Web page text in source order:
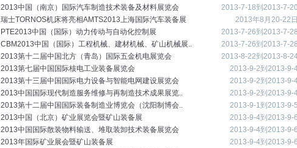
2013中国（南京）国际汽车制造技术装备及材料展览会
2013-7-18到2013-7-20
瑞士TORNOS机床将亮相AMTS2013上海国际汽车装备展
2013年8月20-22日
PTE2013中国（国际）动力传动与自动化控制展
2013-7-26到2013-7-28
CBM2013中国（国际）工程机械、建材机械、矿山机械展..
2013-7-26到2013-7-28
2013第十二届中国北方（青岛）国际五金机电展览会
2013-8-22到2013-8-
2013第七届中国国际核电工业装备展览会
2013-9-2到2013-9-
2013第十三届中国国际电力设备与智能电网建设展览会
2013-9-2到2013-9-
2013中国国际现代制造服务维修与再制造技术成果展览..
2013-9-2到2013-9-
2013第十二届中国国际装备制造业博览会（沈阳制博会..
2013-9-1到2013-9-5
2013中国（北京）矿业展览会暨矿山装备展
2013-9-4到2013-9-6
2013中国国际散装物料输送、堆取装卸技术装备展览会
2013-9-4到2013-9-6
2013年国际矿业展会暨矿山装备展
2013-9-4到2013-9-6